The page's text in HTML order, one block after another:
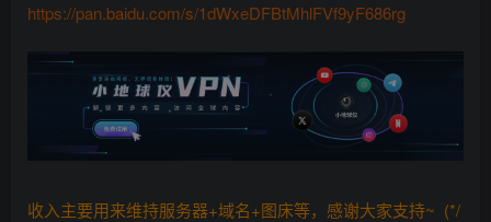
https://pan.baidu.com/s/1dWxeDFBtMhlFVf9yF686rg
收入主要用来维持服务器+域名+图床等，感谢大家支持~ (*/